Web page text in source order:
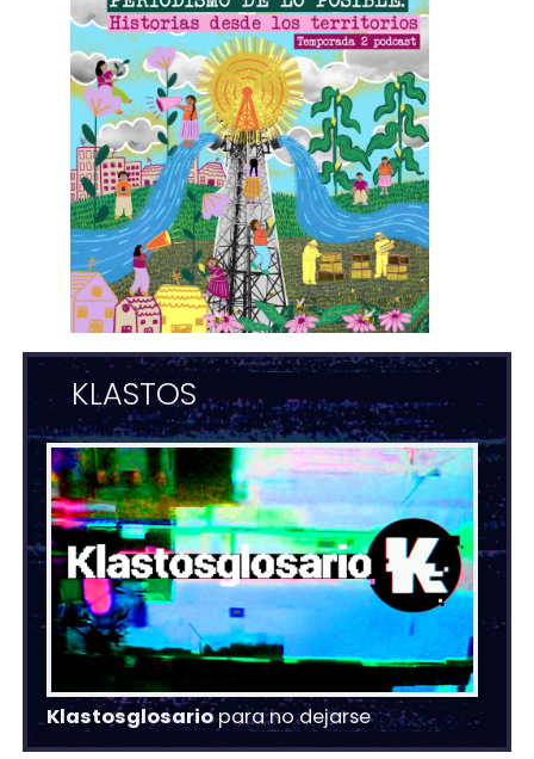
KLASTOS
Klastosglosariopara no dejarse